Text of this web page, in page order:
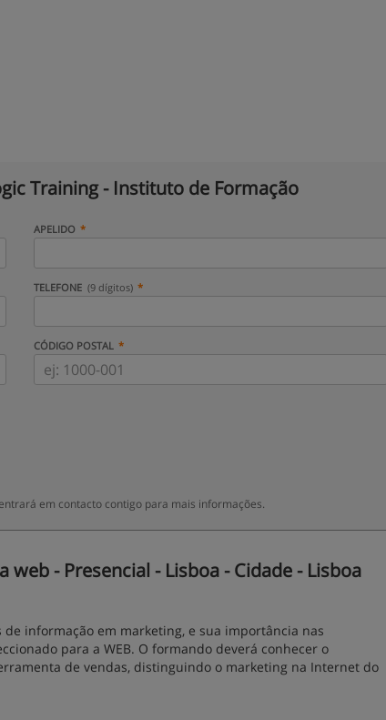
Training - Instituto de Formação
APELIDO
TELEFONE (9 dígitos)
CÓDIGO POSTAL
em contacto contigo para mais informações.
- Presencial - Lisboa - Cidade - Lisboa
informação em marketing, e sua importância nas
para a WEB. O formando deverá conhecer o
de vendas, distinguindo o marketing na Internet do